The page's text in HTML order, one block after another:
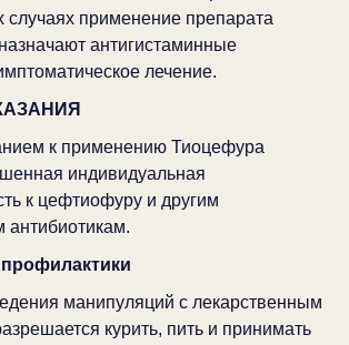
случаях применение препарата
антигистаминные
лечение.
к применению Тиоцефура
индивидуальная
к цефтиофуру и другим
антибиотикам.
манипуляций с лекарственным
курить, пить и принимать